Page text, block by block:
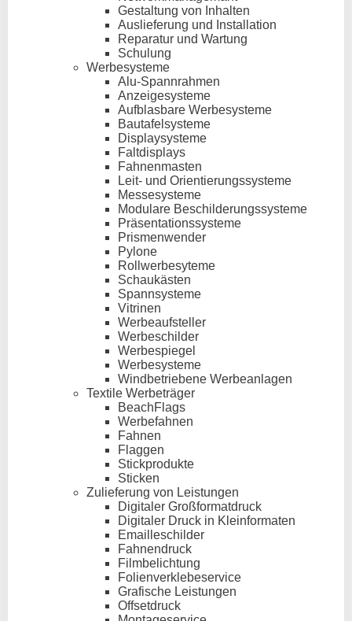
Gestaltung von Inhalten
Auslieferung und Installation
Reparatur und Wartung
Schulung
Werbesysteme
Alu-Spannrahmen
Anzeigesysteme
Aufblasbare Werbesysteme
Bautafelsysteme
Displaysysteme
Faltdisplays
Fahnenmasten
Leit- und Orientierungssysteme
Messesysteme
Modulare Beschilderungssysteme
Präsentationssysteme
Prismenwender
Pylone
Rollwerbesyteme
Schaukästen
Spannsysteme
Vitrinen
Werbeaufsteller
Werbeschilder
Werbespiegel
Werbesysteme
Windbetriebene Werbeanlagen
Textile Werbeträger
BeachFlags
Werbefahnen
Fahnen
Flaggen
Stickprodukte
Sticken
Zulieferung von Leistungen
Digitaler Großformatdruck
Digitaler Druck in Kleinformaten
Emailleschilder
Fahnendruck
Filmbelichtung
Folienverklebeservice
Grafische Leistungen
Offsetdruck